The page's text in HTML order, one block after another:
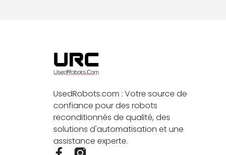
UsedRobots.com : Votre source de
confiance pour des robots
reconditionnés de qualité, des
solutions d'automatisation et une
assistance experte.
F